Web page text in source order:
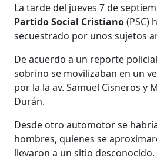
La tarde del jueves 7 de
Partido Social Cristiano(PSC)
secuestrado por unos sujetos
De acuerdo a un reporte
sobrino se movilizaban en un
por la la av. Samuel Cisneros y
Durán.
Desde otro automotor se
hombres, quienes se
llevaron a un sitio desconocido.